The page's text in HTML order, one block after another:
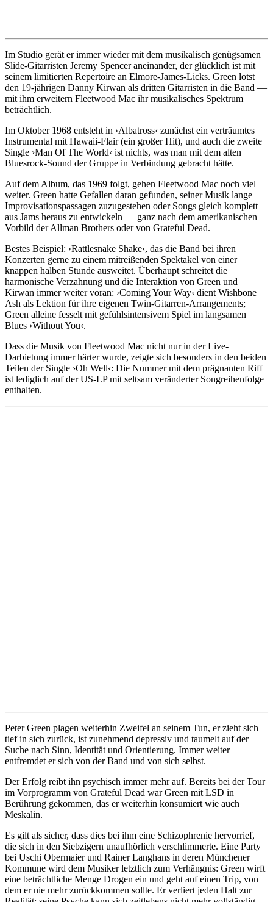
Im Studio gerät er immer wieder mit dem musikalisch genügsamen
Slide-Gitarristen Jeremy Spencer aneinander, der glücklich ist mit
seinem limitierten Repertoire an Elmore-James-Licks. Green lotst
den 19-jährigen Danny Kirwan als dritten Gitarristen in die Band —
mit ihm erweitern Fleetwood Mac ihr musikalisches Spektrum
beträchtlich.
Im Oktober 1968 entsteht in ›Albatross‹ zunächst ein verträumtes
Instrumental mit Hawaii-Flair (ein großer Hit), und auch die zweite
Single ›Man Of The World‹ ist nichts, was man mit dem alten
Bluesrock-Sound der Gruppe in Verbindung gebracht hätte.
Auf dem Album, das 1969 folgt, gehen Fleetwood Mac noch viel
weiter. Green hatte Gefallen daran gefunden, seiner Musik lange
Improvisationspassagen zuzugestehen oder Songs gleich komplett
aus Jams heraus zu entwickeln — ganz nach dem amerikanischen
Vorbild der Allman Brothers oder von Grateful Dead.
Bestes Beispiel: ›Rattlesnake Shake‹, das die Band bei ihren
Konzerten gerne zu einem mitreißenden Spektakel von einer
knappen halben Stunde ausweitet. Überhaupt schreitet die
harmonische Verzahnung und die Interaktion von Green und
Kirwan immer weiter voran: ›Coming Your Way‹ dient Wishbone
Ash als Lektion für ihre eigenen Twin-Gitarren-Arrangements;
Green alleine fesselt mit gefühlsintensivem Spiel im langsamen
Blues ›Without You‹.
Dass die Musik von Fleetwood Mac nicht nur in der Live-
Darbietung immer härter wurde, zeigte sich besonders in den beiden
Teilen der Single ›Oh Well‹: Die Nummer mit dem prägnanten Riff
ist lediglich auf der US-LP mit seltsam veränderter Songreihenfolge
enthalten.
Peter Green plagen weiterhin Zweifel an seinem Tun, er zieht sich
tief in sich zurück, ist zunehmend depressiv und taumelt auf der
Suche nach Sinn, Identität und Orientierung. Immer weiter
entfremdet er sich von der Band und von sich selbst.
Der Erfolg reibt ihn psychisch immer mehr auf. Bereits bei der Tour
im Vorprogramm von Grateful Dead war Green mit LSD in
Berührung gekommen, das er weiterhin konsumiert wie auch
Meskalin.
Es gilt als sicher, dass dies bei ihm eine Schizophrenie hervorrief,
die sich in den Siebzigern unaufhörlich verschlimmerte. Eine Party
bei Uschi Obermaier und Rainer Langhans in deren Münchener
Kommune wird dem Musiker letztlich zum Verhängnis: Green wirft
eine beträchtliche Menge Drogen ein und geht auf einen Trip, von
dem er nie mehr zurückkommen sollte. Er verliert jeden Halt zur